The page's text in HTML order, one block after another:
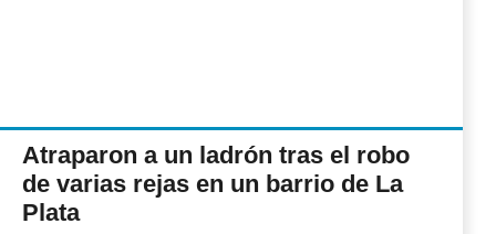
Atraparon a un ladrón tras el robo
de varias rejas en un barrio de La
Plata